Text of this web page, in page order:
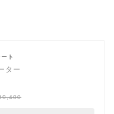
ト
ター